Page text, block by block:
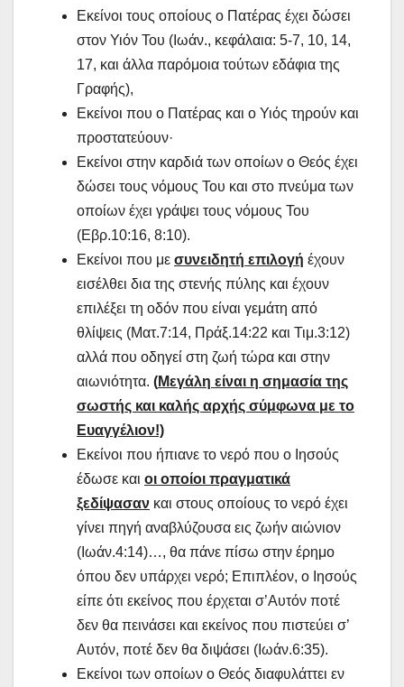
Εκείνοι τους οποίους ο Πατέρας έχει δώσει
στον Υιόν Του (Ιωάν., κεφάλαια: 5-7, 10, 14,
17, και άλλα παρόμοια τούτων εδάφια της
Γραφής),
Εκείνοι που o Πατέρας και ο Υιός τηρούν και
προστατεύουν·
Εκείνοι στην καρδιά των οποίων ο Θεός έχει
δώσει τους νόμους Του και στο πνεύμα των
οποίων έχει γράψει τους νόμους Του
(Εβρ.10:16, 8:10).
Εκείνοι που με συνειδητή επιλογή έχουν
εισέλθει δια της στενής πύλης και έχουν
επιλέξει τη οδόν που είναι γεμάτη από
θλίψεις (Ματ.7:14, Πράξ.14:22 και Τιμ.3:12)
αλλά που οδηγεί στη ζωή τώρα και στην
αιωνιότητα. (Μεγάλη είναι η σημασία της
σωστής και καλής αρχής σύμφωνα με το
Ευαγγέλιον!)
Εκείνοι που ήπιανε το νερό που ο Ιησούς
έδωσε και οι οποίοι πραγματικά
ξεδίψασαν και στους οποίους το νερό έχει
γίνει πηγή αναβλύζουσα εις ζωήν αιώνιον
(Ιωάν.4:14)…, θα πάνε πίσω στην έρημο
όπου δεν υπάρχει νερό; Επιπλέον, ο Ιησούς
είπε ότι εκείνος που έρχεται σ’Αυτόν ποτέ
δεν θα πεινάσει και εκείνος που πιστεύει σ’
Αυτόν, ποτέ δεν θα διψάσει (Ιωάν.6:35).
Εκείνοι των οποίων ο Θεός διαφυλάττει εν